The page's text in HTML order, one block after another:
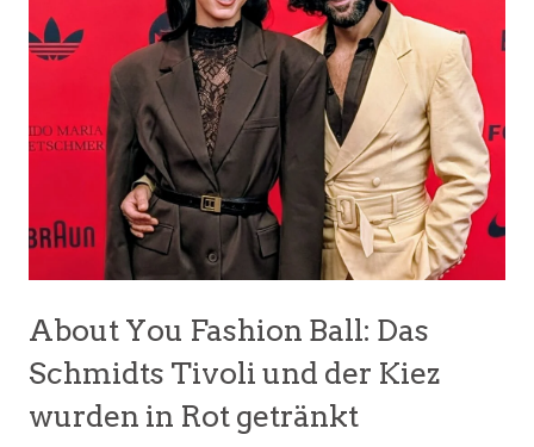
About You Fashion Ball: Das
Schmidts Tivoli und der Kiez
wurden in Rot getränkt